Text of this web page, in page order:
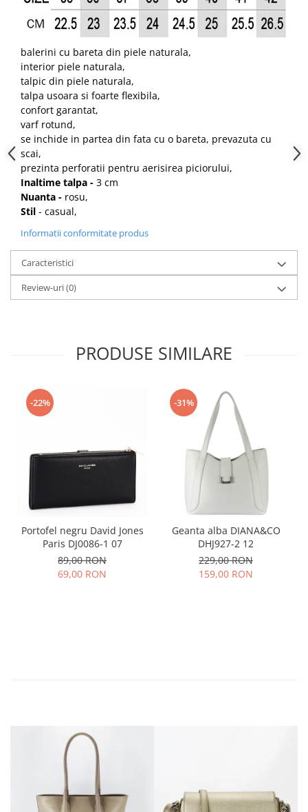
balerini cu bareta din piele naturala,
interior piele naturala,
talpic din piele naturala,
talpa usoara si foarte flexibila,
confort garantat,
varf rotund,
se inchide in partea din fata cu o bareta, prevazuta cu
scai,
prezinta perforatii pentru aerisirea piciorului,
Inaltime talpa - 3 cm
Nuanta - rosu,
Stil - casual,
Informatii conformitate produs
Caracteristici
Review-uri(0)
PRODUSE SIMILARE
-22%
Portofel negru David Jones
Paris DJ0086-1 07
89,00 RON
69,00 RON
-31%
Geanta alba DIANA&CO
DHJ927-2 12
229,00 RON
159,00 RON